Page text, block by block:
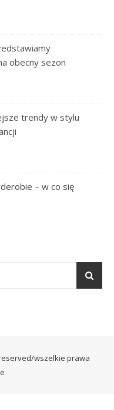
obecny sezon
trendy w stylu
– w co się
reserved/wszelkie prawa